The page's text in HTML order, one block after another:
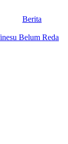
Berita
Belum Reda